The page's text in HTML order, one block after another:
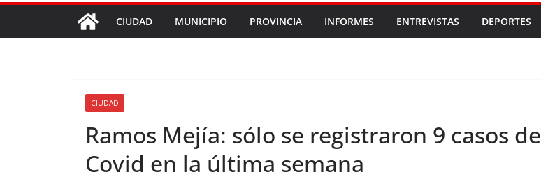
CIUDAD MUNICIPIO PROVINCIA INFORMES ENTREVISTAS DEPORTES
CIUDAD
Ramos Mejía: sólo se registraron 9 casos de
Covid en la última semana